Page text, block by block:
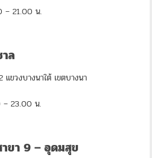
– 21.00 น.
ล
ขวงบางนาใต้ เขตบางนา
– 23.00 น.
ขา 9 – อุดมสุข